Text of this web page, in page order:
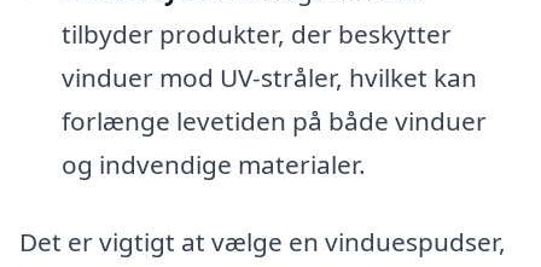
tilbyder produkter, der beskytter
vinduer mod UV-stråler, hvilket kan
forlænge levetiden på både vinduer
og indvendige materialer.
Det er vigtigt at vælge en vinduespudser,